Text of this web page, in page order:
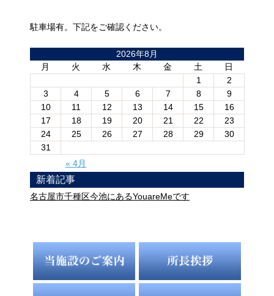
駐車場有。下記をご確認ください。
2026年8月
月
火 水 木 金 土 日
« 4月
1
2
3
4 5 6 7 8
9
10
11 12 13 14 15
16
17
18 19 20 21 22
23
24
25 26 27 28 29
30
31
新着記事
名古屋市千種区今池にあるYouareMeです